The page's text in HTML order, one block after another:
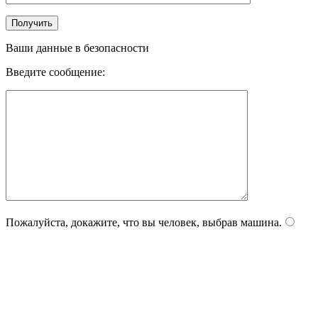
Ваши данные в безопасности
Введите сообщение:
Пожалуйста, докажите, что вы человек, выбрав машина.